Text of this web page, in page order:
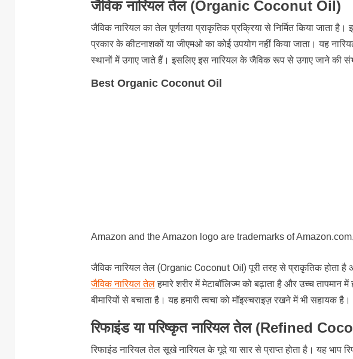
जैविक नारियल तेल (Organic Coconut Oil)
जैविक नारियल का तेल पूर्णतया प्राकृतिक प्रक्रिया से निर्मित किया जाता
प्रकार के कीटनाशकों या जीएमओ का कोई उपयोग नहीं किया जाता। यह
स्थानों में उगाए जाते हैं। इसलिए इस नारियल के जैविक रूप से उगाए जाने की
Best Organic Coconut Oil
Amazon and the Amazon logo are trademarks of
जैविक नारियल तेल (Organic Coconut Oil) पूरी तरह से प्राकृतिक होता है
जैविक नारियल तेलहमारे शरीर में मेटाबॉलिज्म को बढ़ाता है और उच्च तापमान
बीमारियों से बचाता है। यह हमारी त्वचा को मॉइस्चराइज़ रखने में भी सहायक है।
रिफाइंड या परिष्कृत नारियल तेल (Refined
रिफाइंड नारियल तेल सूखे नारियल के गूदे या सार से प्राप्त होता है। यह भाप